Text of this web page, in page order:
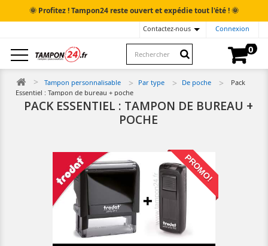
🌞 Profitez ! Tampon24 reste ouvert et expédie tout l'été !🌞
Connexion
Contactez-nous
0
Tampon personnalisable Par type De poche
Pack
Essentiel : Tampon de bureau + poche
PACK ESSENTIEL : TAMPON DE BUREAU +
POCHE
PROMO!